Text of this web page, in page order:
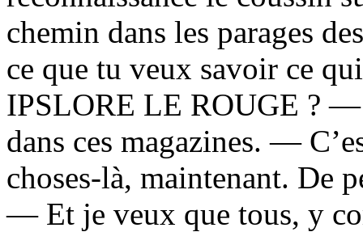
chemin dans les parages
ce que tu veux savoir ce
IPSLORE LE ROUGE ? —
dans ces magazines. —
choses-là, maintenant. De
— Et je veux que tous, y